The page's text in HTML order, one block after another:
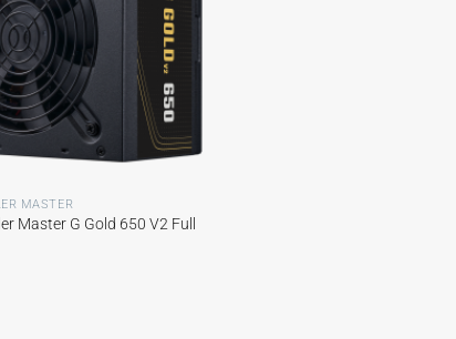
MASTER
Master G Gold 650 V2 Full